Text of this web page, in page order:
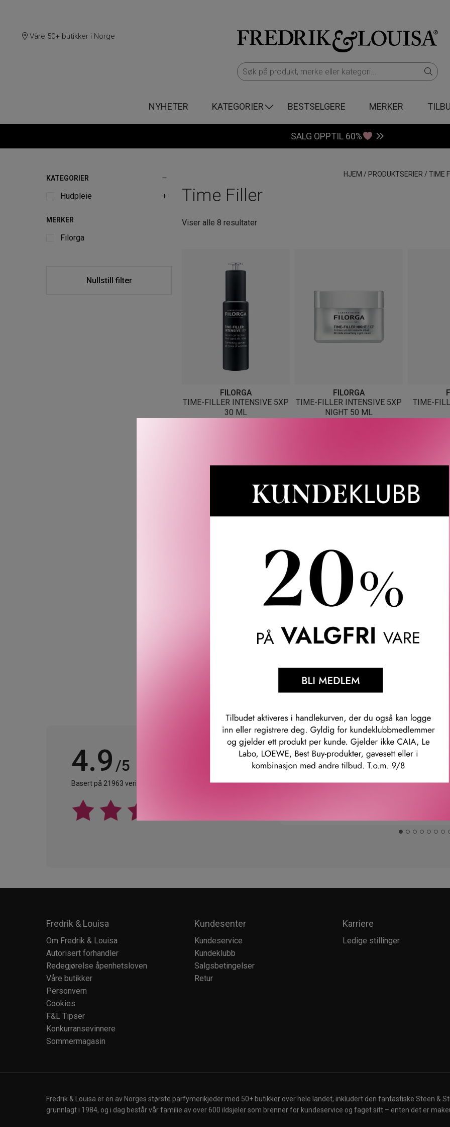
Våre 50+ butikker i Norge
NYHETER KATEGORIER BESTSELGERE MERKER
SALG OPPTIL 60%
HJEM / PRODUKTSERIER / TIME
Time Filler
Viser alle 8 resultaterSortert
FILORGA
TIME-FILLER INTENSIVE 5XP
30 ML
FILORGA
TIME-FILLER INTENSIVE 5XP
NIGHT 50 ML
TIME-
TIME-FILLER ESSENCE 150
FILORGA
TIME-FILLER 5XP CREAM-
GEL 50 ML
KATEGORIER
Hudpleie
MERKER
Filorga
Nullstill filter
Våre kunder om oss
4.9 /5
Basert på 21963 verifiserte omtaler. Se alle omtaler.
Anette L.
Fredrik & Louisa
Om Fredrik & Louisa
Autorisert forhandler
Redegjørelse åpenhetsloven
Våre butikker
Personvern
Cookies
F&L Tipser
Konkurransevinnere
Sommermagasin
Kundesenter
Kundeservice
Kundeklubb
Salgsbetingelser
Retur
Karriere
Ledige stillinger
Fredrik & Louisa er en av Norges største parfymerikjeder med 50+ butikker over hele landet, inkludert den fantastiske Steen &
grunnlagt i 1984, og i dag består vår familie av over 600 ildsjeler som brenner for kundeservice og faget sitt – enten det er